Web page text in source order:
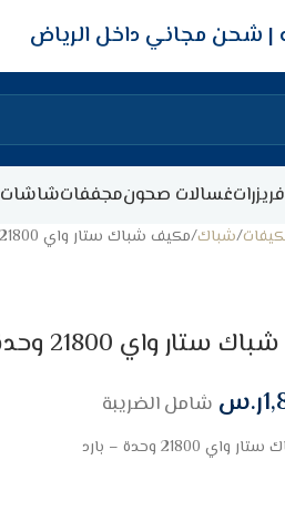
شحن مجاني داخل الرياض
فريزراتغسالات صحونمجففاتشاشات
شباك مكيف شباك ستار واي 21800 وحدة – بارد
واي 21800 وحدة – بارد
ر.س شامل الضريبة
21800 وحدة – بارد